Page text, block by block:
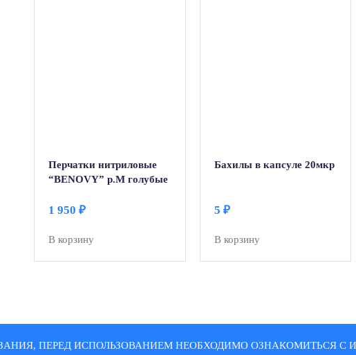
Перчатки нитриловые
“BENOVY” р.M голубые
1 950 ₽
В корзину
Бахилы в капсуле 20мкр
5 ₽
В корзину
ПЕРЕД ИСПОЛЬЗОВАНИЕМ НЕОБХОДИМО ОЗНАКОМИТЬСЯ С